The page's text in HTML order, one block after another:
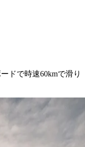
ドで時速60kmで滑り